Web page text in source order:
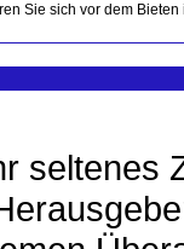
Sie sich vor dem
seltenes